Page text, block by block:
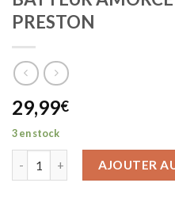
PRESTON
29,99€
3 en stock
AJOUTER